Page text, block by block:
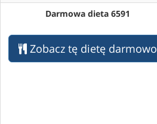
Darmowa dieta 6591
Zobacz tę dietę darmowo